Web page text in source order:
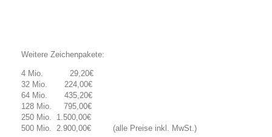
Weitere Zeichenpakete:
4 Mio. 29,20€
32 Mio. 224,00€
64 Mio. 435,20€
128 Mio. 795,00€
250 Mio. 1.500,00€
500 Mio. 2.900,00€ (alle Preise inkl. MwSt.)